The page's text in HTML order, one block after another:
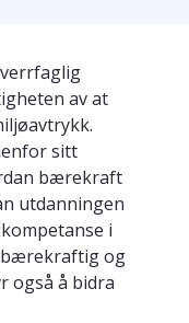
av at
sitt
bærekraft
utdanningen
i
bærekraftig og
også å bidra